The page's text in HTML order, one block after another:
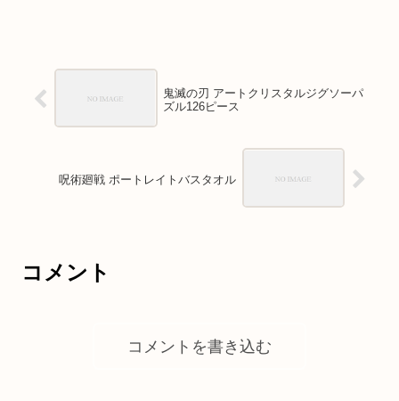
鬼滅の刃 アートクリスタルジグソーパ
ズル126ピース
呪術廻戦 ポートレイトバスタオル
コメント
コメントを書き込む